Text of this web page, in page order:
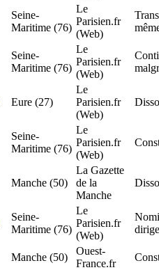
Seine-
Maritime (76)
Le
Parisien.fr
(Web)
Seine-
Maritime (76)
Le
Parisien.fr
(Web)
Eure (27)
Le
Parisien.fr
(Web)
Seine-
Maritime (76)
Le
Parisien.fr
(Web)
Manche (50)
La Gazette
de la
Manche
Seine-
Maritime (76)
Le
Parisien.fr
(Web)
Manche (50)
Ouest-
France.fr